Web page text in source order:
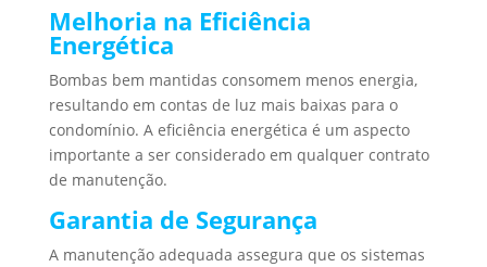
Melhoria na Eficiência
Energética
Bombas bem mantidas consomem menos energia,
resultando em contas de luz mais baixas para o
condomínio. A eficiência energética é um aspecto
importante a ser considerado em qualquer contrato
de manutenção.
Garantia de Segurança
A manutenção adequada assegura que os sistemas